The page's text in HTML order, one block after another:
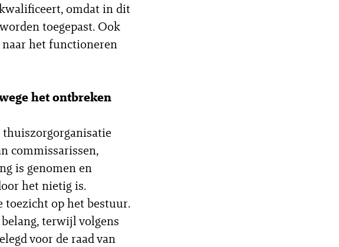
omdat in dit
toegepast. Ook
het functioneren
het ontbreken
thuiszorgorganisatie
commissarissen,
is genomen en
het nietig is.
toezicht op het bestuur.
terwijl volgens
voor de raad van